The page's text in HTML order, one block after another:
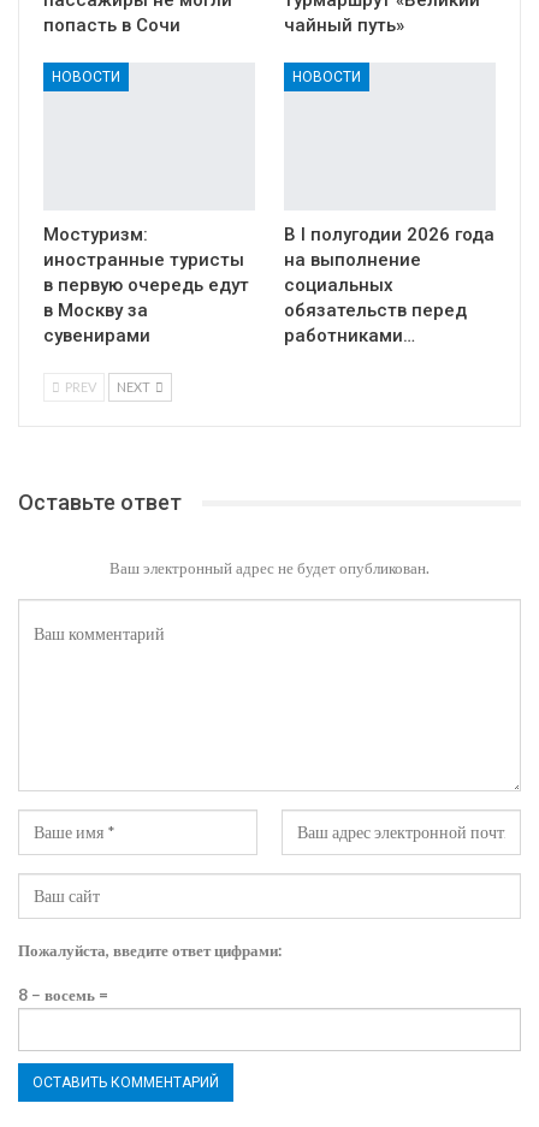
попасть в Сочи
чайный путь»
НОВОСТИ
Мостуризм:
иностранные туристы
в первую очередь едут
в Москву за
сувенирами
НОВОСТИ
В I полугодии 2026 года
на выполнение
социальных
обязательств перед
работниками…
PREV NEXT
Оставьте ответ
Ваш электронный адрес не будет опубликован.
Пожалуйста, введите ответ цифрами:
8 − восемь =